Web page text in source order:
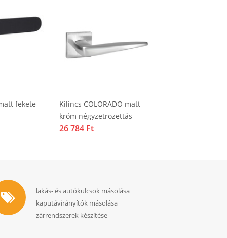
fekete
Kilincs COLORADO matt
króm négyzetrozettás
26 784 Ft
lakás- és autókulcsok másolása
kaputávirányítók másolása
zárrendszerek készítése